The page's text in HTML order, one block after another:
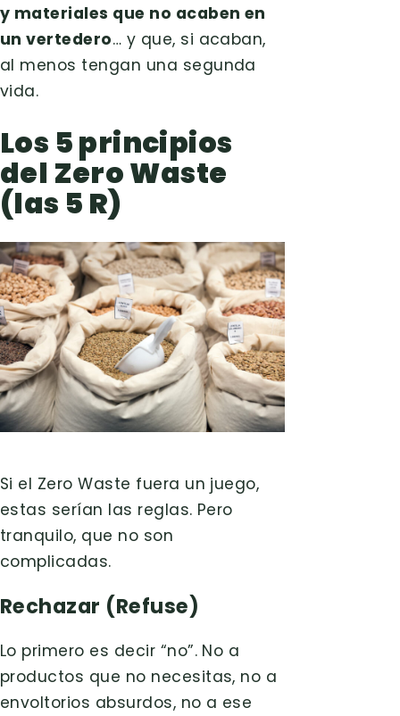
y materiales que no acaben en
un vertedero… y que, si acaban,
al menos tengan una segunda
vida.
Los 5 principios
del Zero Waste
(las 5 R)
Si el Zero Waste fuera un juego,
estas serían las reglas. Pero
tranquilo, que no son
complicadas.
Rechazar (Refuse)
Lo primero es decir “no”. No a
productos que no necesitas, no a
envoltorios absurdos, no a ese